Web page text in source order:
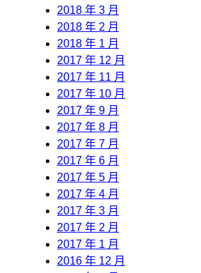
2018 年 3 月
2018 年 2 月
2018 年 1 月
2017 年 12 月
2017 年 11 月
2017 年 10 月
2017 年 9 月
2017 年 8 月
2017 年 7 月
2017 年 6 月
2017 年 5 月
2017 年 4 月
2017 年 3 月
2017 年 2 月
2017 年 1 月
2016 年 12 月